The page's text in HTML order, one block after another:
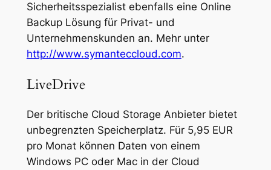
Sicherheitsspezialist ebenfalls eine Online
Backup Lösung für Privat- und
Unternehmenskunden an. Mehr unter
http://www.symanteccloud.com.
LiveDrive
Der britische Cloud Storage Anbieter bietet
unbegrenzten Speicherplatz. Für 5,95 EUR
pro Monat können Daten von einem
Windows PC oder Mac in der Cloud